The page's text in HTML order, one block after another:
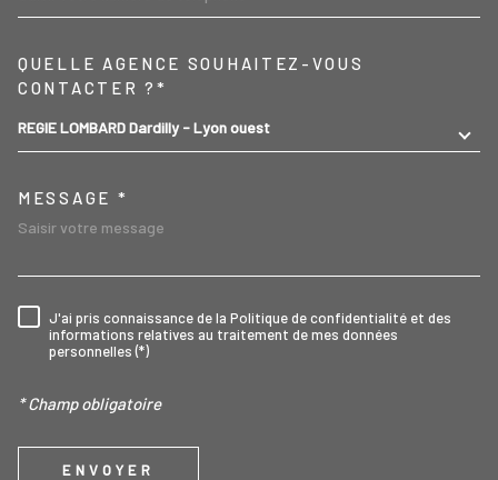
QUELLE AGENCE SOUHAITEZ-VOUS
CONTACTER ?*
REGIE LOMBARD Dardilly - Lyon ouest
MESSAGE *
RÈGLEMENTATION
J'ai pris connaissance de la Politique de confidentialité et des
informations relatives au traitement de mes données
personnelles (*)
* Champ obligatoire
ENVOYER